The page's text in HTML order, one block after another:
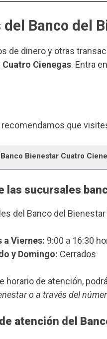
del Banco del
de dinero y otras
Cuatro Cienegas. Entra
que
Bienestar Cuatro
las sucursales
del Banco del
a Viernes: 9:00 a 16:30
y Domingo: Cerrados
horario de atención,
o a través del
atención del